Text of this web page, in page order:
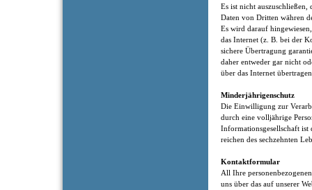
Es ist nicht auszuschließen,
Daten von Dritten währen
Es wird darauf
das Internet (z. B. bei der
sichere Übertragung
daher entweder gar nicht
über das Internet
Minderjährigenschutz
Die Einwilligung zur
durch eine volljährige
Informationsgesellschaft
reichen des sechzehnten
Kontaktformular
All Ihre
uns über das auf unserer